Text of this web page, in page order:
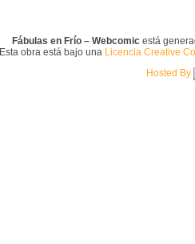
Fábulas en Frío – Webcomicestá
Esta obra está bajo una Licencia Creative
Hosted By